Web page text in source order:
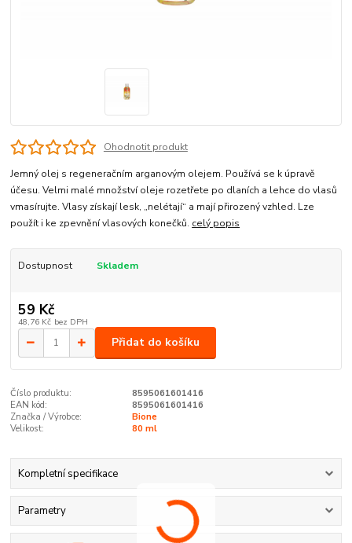
Ohodnotit produkt
Jemný olej s regeneračním arganovým olejem. Používá se k úpravě
účesu. Velmi malé množství oleje rozetřete po dlaních a lehce do vlasů
vmasírujte. Vlasy získají lesk, „nelétají“ a mají přirozený vzhled. Lze
použít i ke zpevnění vlasových konečků. celý popis
Dostupnost Skladem
59 Kč
48,76 Kč bez DPH
Přidat do košíku
Číslo produktu:
8595061601416
EAN kód:
8595061601416
Značka / Výrobce:
Bione
Velikost:
80 ml
Kompletní specifikace
Parametry